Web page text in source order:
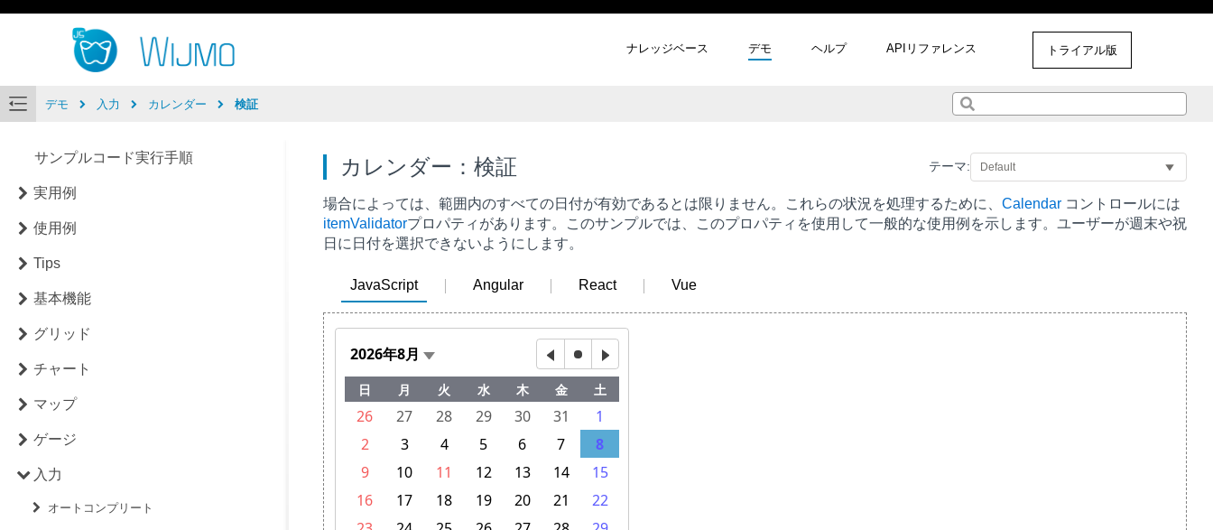
ナレッジベース デモ ヘルプ APIリファレンス トライアル版
デモ 入力 カレンダー 検証
サンプルコード実行手順
実用例
使用例
Tips
基本機能
グリッド
チャート
マップ
ゲージ
入力
オートコンプリート
カレンダー：検証 テーマ:
場合によっては、範囲内のすべての日付が有効であるとは限りません。これらの状況を処理するために、 Calendar コントロールには
itemValidatorプロパティがあります。このサンプルでは、このプロパティを使用して一般的な使用例を示します。ユーザーが週末や祝
日に日付を選択できないようにします。
JavaScript Angular React Vue